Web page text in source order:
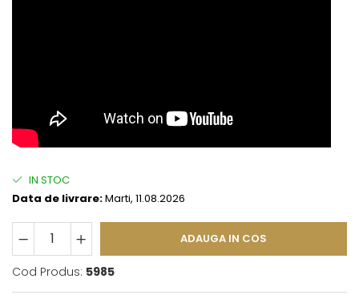
IN STOC
Data de livrare:Marti, 11.08.2026
ADAUGA IN COS
Cod Produs: 5985